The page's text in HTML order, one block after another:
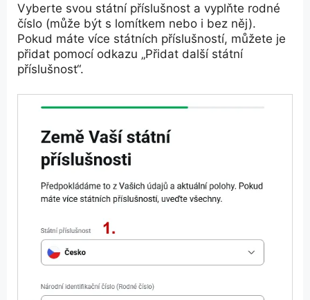
Vyberte svou státní příslušnost a vyplňte rodné
číslo (může být s lomítkem nebo i bez něj).
Pokud máte více státních příslušností, můžete je
přidat pomocí odkazu „Přidat další státní
příslušnost“.